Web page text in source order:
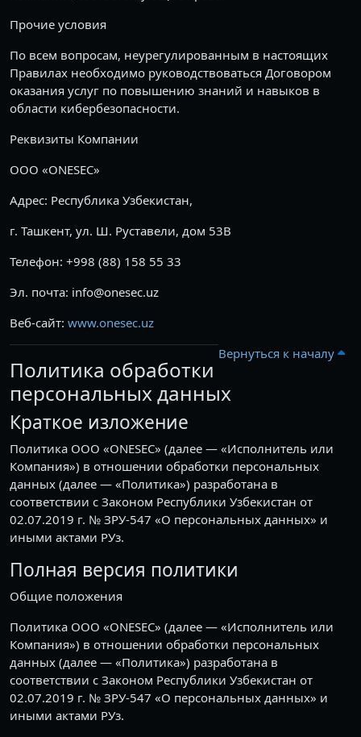
Прочие условия
По всем вопросам, неурегулированным в настоящих
Правилах необходимо руководствоваться Договором
оказания услуг по повышению знаний и навыков в
области кибербезопасности.
Реквизиты Компании
ООО «ONESEC»
Адрес: Республика Узбекистан,
г. Ташкент, ул. Ш. Руставели, дом 53B
Телефон: +998 (88) 158 55 33
Эл. почта: info@onesec.uz
Веб-сайт: www.onesec.uz
Вернуться к началу
Политика обработки
персональных данных
Краткое изложение
Политика ООО «ONESEC» (далее — «Исполнитель или
Компания») в отношении обработки персональных
данных (далее — «Политика») разработана в
соответствии с Законом Республики Узбекистан от
02.07.2019 г. № ЗРУ-547 «О персональных данных» и
иными актами РУз.
Полная версия политики
Общие положения
Политика ООО «ONESEC» (далее — «Исполнитель или
Компания») в отношении обработки персональных
данных (далее — «Политика») разработана в
соответствии с Законом Республики Узбекистан от
02.07.2019 г. № ЗРУ-547 «О персональных данных» и
иными актами РУз.